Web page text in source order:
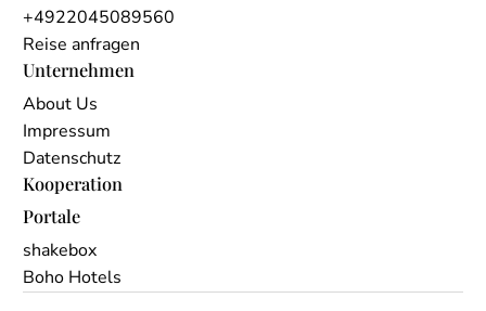
+4922045089560
Reise anfragen
Unternehmen
About Us
Impressum
Datenschutz
Kooperation
Portale
shakebox
Boho Hotels